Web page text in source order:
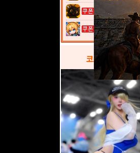
고양이 낚시터...
여전사 키우기...
코스프레 갤러리